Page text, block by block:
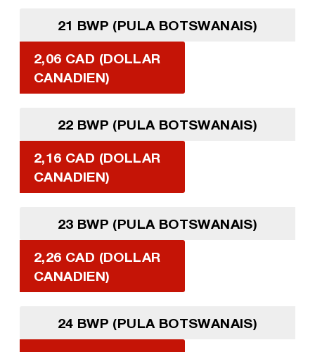
21 BWP (PULA BOTSWANAIS)
2,06 CAD (DOLLAR
CANADIEN)
22 BWP (PULA BOTSWANAIS)
2,16 CAD (DOLLAR
CANADIEN)
23 BWP (PULA BOTSWANAIS)
2,26 CAD (DOLLAR
CANADIEN)
24 BWP (PULA BOTSWANAIS)